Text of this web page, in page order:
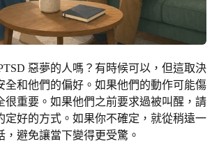
惡夢的人嗎？有時候可以，但這取決
全和他們的偏好。如果他們的動作可能傷
很重要。如果他們之前要求過被叫醒，請
定好的方式。如果你不確定，就從稍遠一
避免讓當下變得更受驚。